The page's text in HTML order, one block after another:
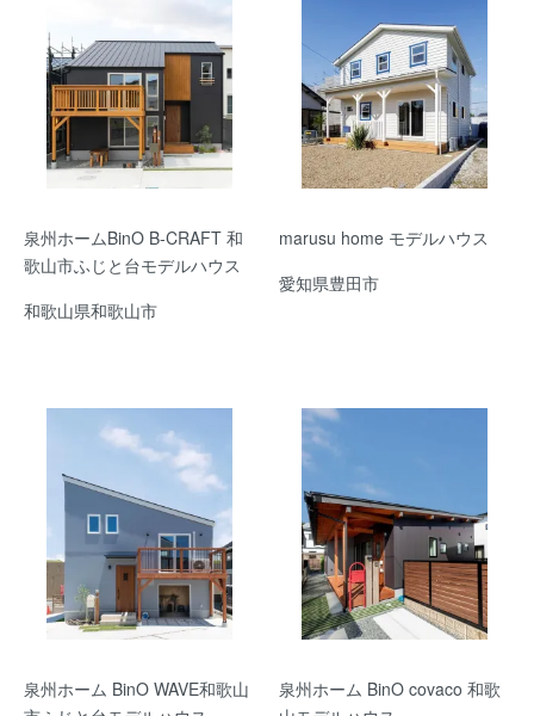
泉州ホームBinO B-CRAFT 和
歌山市ふじと台モデルハウス
和歌山県和歌山市
marusu home モデルハウス
愛知県豊田市
泉州ホーム BinO WAVE和歌山
泉州ホーム BinO covaco 和歌